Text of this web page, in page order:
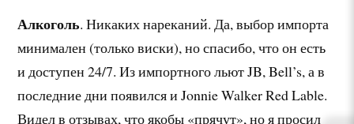
Алкоголь. Никаких нареканий. Да, выбор импорта
минимален (только виски), но спасибо, что он есть
и доступен 24/7. Из импортного льют JB, Bell’s, а в
последние дни появился и Jonnie Walker Red Lable.
Видел в отзывах, что якобы «прячут», но я просил